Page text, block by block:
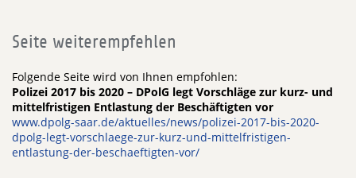
Seite weiterempfehlen
Folgende Seite wird von Ihnen empfohlen:
Polizei 2017 bis 2020 – DPolG legt Vorschläge zur kurz- und
mittelfristigen Entlastung der Beschäftigten vor
www.dpolg-saar.de/aktuelles/news/polizei-2017-bis-2020-
dpolg-legt-vorschlaege-zur-kurz-und-mittelfristigen-
entlastung-der-beschaeftigten-vor/